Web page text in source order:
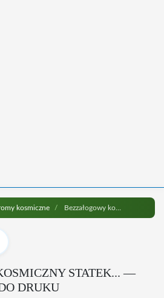
kosmiczne Bezzałogowy kosmiczny statek... do druku
STATEK... —
DRUKU